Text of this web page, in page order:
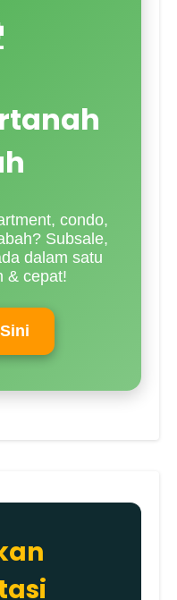
condo,
Subsale,
dalam satu
& cepat!